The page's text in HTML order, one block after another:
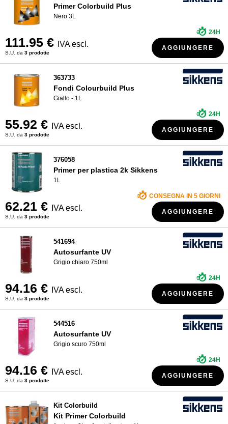
Primer Colorbuild Plus
Nero 3L
111.95 € IVA escl.
S.U. da 3 prodotte
24H
AGGIUNGERE
363733
Fondi Colourbuild Plus
Giallo - 1L
55.92 € IVA escl.
S.U. da 3 prodotte
24H
AGGIUNGERE
376058
Primer per plastica 2k Sikkens
1L
62.21 € IVA escl.
S.U. da 3 prodotte
CONSEGNA IN 5 GIORNI
AGGIUNGERE
541694
Autosurfante UV
Grigio chiaro 750ml
94.16 € IVA escl.
S.U. da 3 prodotte
24H
AGGIUNGERE
544516
Autosurfante UV
Grigio scuro 750ml
94.16 € IVA escl.
S.U. da 3 prodotte
24H
AGGIUNGERE
Kit Colorbuild
Kit Primer Colorbuild